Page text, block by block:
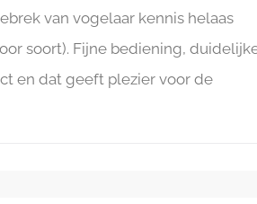
van vogelaar kennis helaas
soort). Fijne bediening,
en dat geeft plezier voor de